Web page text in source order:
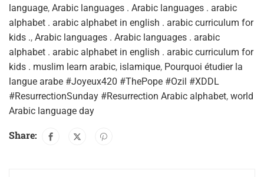
language, Arabic languages . Arabic languages . arabic
alphabet . arabic alphabet in english . arabic curriculum for
kids ., Arabic languages . Arabic languages . arabic
alphabet . arabic alphabet in english . arabic curriculum for
kids . muslim learn arabic, islamique, Pourquoi étudier la
langue arabe #Joyeux420 #ThePope #Ozil #XDDL
#ResurrectionSunday #Resurrection Arabic alphabet, world
Arabic language day
Share: